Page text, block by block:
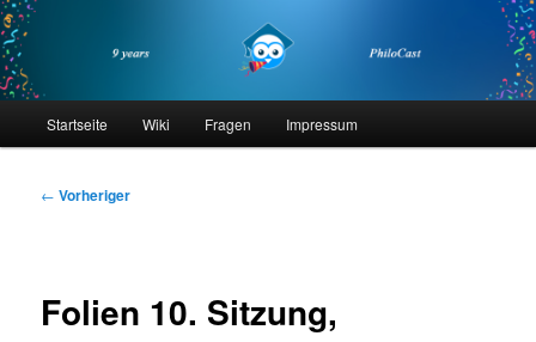
Zum
primären
Inhalt
springenphilocast
Startseite Wiki Fragen Impressum
Beitragsnavigation
← Vorheriger
Folien 10. Sitzung,